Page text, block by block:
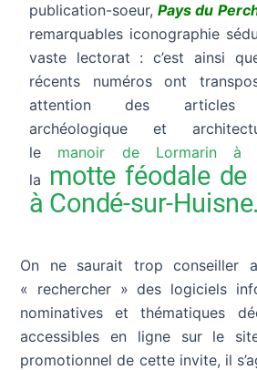
publication-soeur,Pays du
remarquables iconographie
vaste lectorat : c’est ainsi
récents numéros ont
attention des articles
archéologique et
le manoir de Lormarin à
la motte féodale de
à Condé-sur-Huisne.
On ne saurait trop conseiller
« rechercher » des logiciels
nominatives et thématiques
accessibles en ligne sur le
promotionnel de cette invite, il